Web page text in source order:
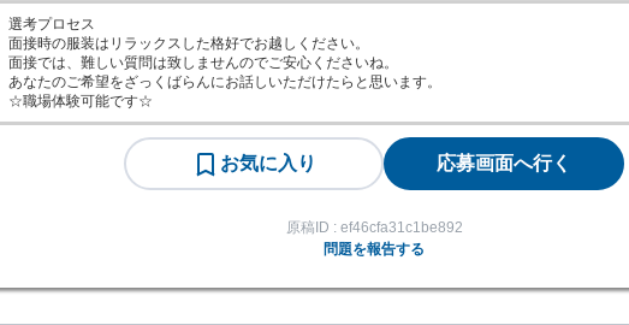
選考プロセス
面接時の服装はリラックスした格好でお越しください。
面接では、難しい質問は致しませんのでご安心くださいね。
あなたのご希望をざっくばらんにお話しいただけたらと思います。
☆職場体験可能です☆
お気に入り 応募画面へ行く
原稿ID : ef46cfa31c1be892
問題を報告する